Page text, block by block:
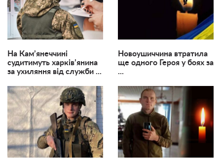
На Кам’янеччині
судитимуть харків’янина
за ухиляння від служби ...
Новоушиччина втратила
ще одного Героя у боях за
...